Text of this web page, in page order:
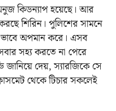
কিডন্যাপ হয়েছে। আর
শিরিন। পুলিশের সামনে
অপমান করে। এসব
সহ্য করতে না পেরে
দেয়, স্যারজিকে সে
থেকে টিচার সকলেই